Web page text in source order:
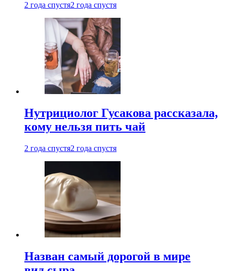
2 года спустя2 года спустя
Нутрициолог Гусакова рассказала,
кому нельзя пить чай
2 года спустя2 года спустя
Назван самый дорогой в мире